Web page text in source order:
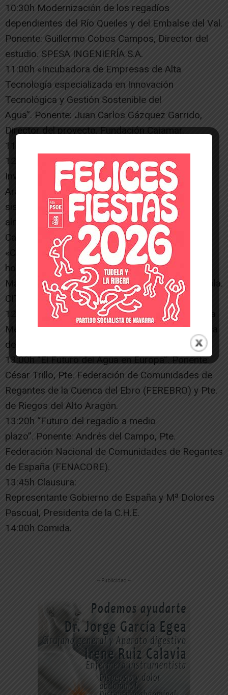
10:30h Modernización de los regadíos
dependientes del Río Queiles y del Embalse del Val.
Ponente: Guillermo Cobos Campos, Director del
estudio. SPESA INGENIERÍA S.A.
11:00h «Incubadora de Empresas de Alta
Tecnología especializada en Innovación
Tecnológica y Gestión Sostenible del
Agua”. Ponente: Juan Carlos Gázquez Garrido,
Director del proyecto. Fundación Cajamar.
11:30h Pausa-Café 30”
12:00h Ponencias a cargo del Centro de
Investigación y Tecnología Agroalimentaria de
Aragón (CITA): «Nuevo material vegetal y nuevos
sistemas de plantación para el cultivo del
almendro». Ponente: Dra. Maria José Rubio
Cabetas. CITA-Gob.Aragón.
«Cultivos alternativos: variedades locales de
hortalizas y legumbres». Ponente: Dra. Cristina
Mallor Gimenez. Banco de Germoplasma Hortícola.
CITA-Gob. Aragón.
12:45h “Programa IRRIZEB: Lucha integral contra
Mejillón Cebra”. Ponente: Yolanda Gimeno, técnica
de medio ambiente de Riegos del Alto Aragón.
13:00h “El Futuro del Agua en Europa”. Ponente:
César Trillo, Pte. Federación de Comunidades de
Regantes de la Cuenca del Ebro (FEREBRO) y Pte.
de Riegos del Alto Aragón.
13:20h “Futuro del regadío a medio
plazo”. Ponente: Andrés del Campo, Pte.
Federación Nacional de Comunidades de Regantes
de España (FENACORE).
13:45h Clausura:
Representante Gobierno de España y Mª Dolores
Pascual, Presidenta de la C.H.E.
14:00h Comida.
-- Publicidad --